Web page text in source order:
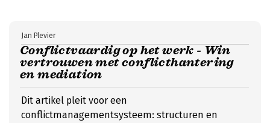
Conflictvaardig op het werk - Win
vertrouwen met conflicthantering
en mediation
Jan Plevier
Dit artikel pleit voor een
conflictmanagementsysteem: structuren en